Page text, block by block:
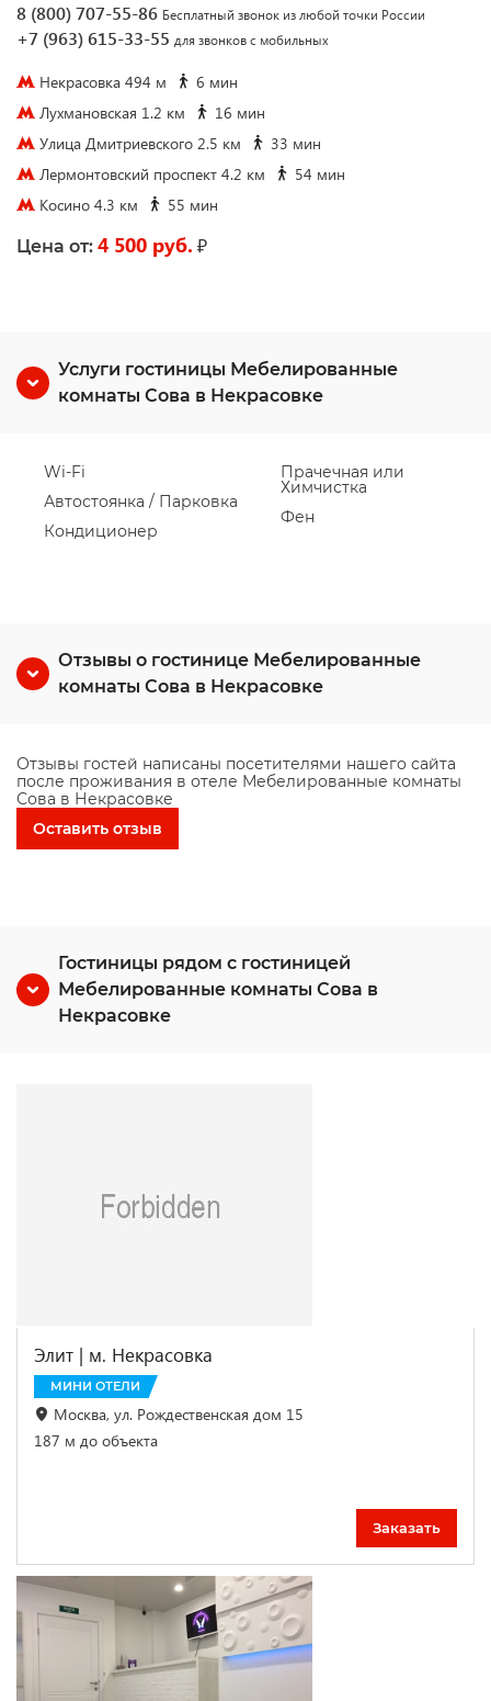
8 (800) 707-55-86 Бесплатный звонок из любой точки России
+7 (963) 615-33-55 для звонков с мобильных
Некрасовка 494 м
6 мин
Лухмановская 1.2 км
16 мин
Улица Дмитриевского 2.5 км
33 мин
Лермонтовский проспект 4.2 км
54 мин
Косино 4.3 км
55 мин
Цена от: 4 500 руб. ₽
Услуги гостиницы Мебелированные
комнаты Сова в Некрасовке
Wi-Fi
Автостоянка / Парковка
Кондиционер
Прачечная или
Химчистка
Фен
Отзывы о гостинице Мебелированные
комнаты Сова в Некрасовке
Отзывы гостей написаны посетителями нашего сайта
после проживания в отеле Мебелированные комнаты
Сова в Некрасовке
Оставить отзыв
Гостиницы рядом с гостиницей
Мебелированные комнаты Сова в
Некрасовке
Элит | м. Некрасовка
МИНИ ОТЕЛИ
Москва, ул. Рождественская дом 15
187 м до объекта
Заказать